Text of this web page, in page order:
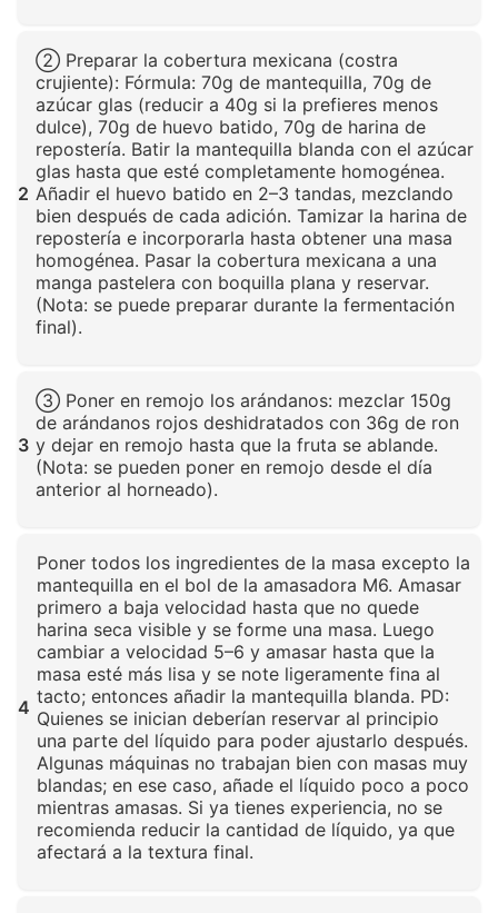
2
② Preparar la cobertura mexicana (costra
crujiente): Fórmula: 70g de mantequilla, 70g de
azúcar glas (reducir a 40g si la prefieres menos
dulce), 70g de huevo batido, 70g de harina de
repostería. Batir la mantequilla blanda con el azúcar
glas hasta que esté completamente homogénea.
Añadir el huevo batido en 2–3 tandas, mezclando
bien después de cada adición. Tamizar la harina de
repostería e incorporarla hasta obtener una masa
homogénea. Pasar la cobertura mexicana a una
manga pastelera con boquilla plana y reservar.
(Nota: se puede preparar durante la fermentación
final).
3
③ Poner en remojo los arándanos: mezclar 150g
de arándanos rojos deshidratados con 36g de ron
y dejar en remojo hasta que la fruta se ablande.
(Nota: se pueden poner en remojo desde el día
anterior al horneado).
4
Poner todos los ingredientes de la masa excepto la
mantequilla en el bol de la amasadora M6. Amasar
primero a baja velocidad hasta que no quede
harina seca visible y se forme una masa. Luego
cambiar a velocidad 5–6 y amasar hasta que la
masa esté más lisa y se note ligeramente fina al
tacto; entonces añadir la mantequilla blanda. PD:
Quienes se inician deberían reservar al principio
una parte del líquido para poder ajustarlo después.
Algunas máquinas no trabajan bien con masas muy
blandas; en ese caso, añade el líquido poco a poco
mientras amasas. Si ya tienes experiencia, no se
recomienda reducir la cantidad de líquido, ya que
afectará a la textura final.